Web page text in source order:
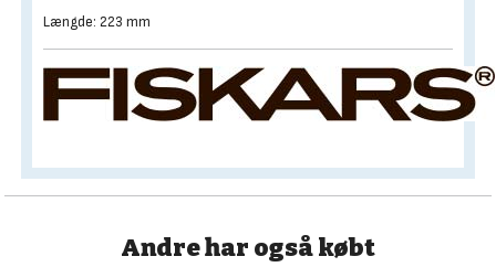
Længde: 223 mm
Andre har også købt